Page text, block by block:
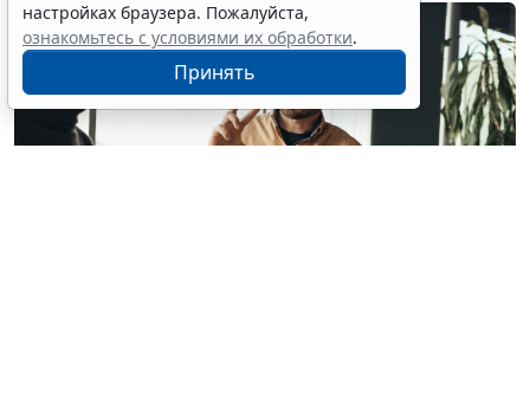
настройках браузера. Пожалуйста,
ознакомьтесь с условиями их обработки.
Принять